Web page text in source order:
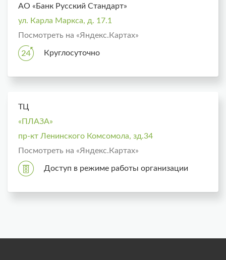
АО «Банк Русский Стандарт»
ул. Карла Маркса, д. 17.1
Посмотреть на «Яндекс.Картах»
Круглосуточно
ТЦ
«ПЛАЗА»
пр-кт Ленинского Комсомола, зд.34
Посмотреть на «Яндекс.Картах»
Доступ в режиме работы организации